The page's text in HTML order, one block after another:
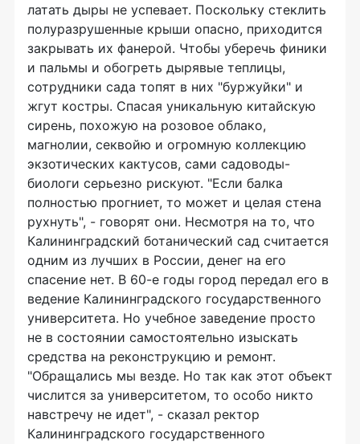
латать дыры не успевает. Поскольку стеклить
полуразрушенные крыши опасно, приходится
закрывать их фанерой. Чтобы уберечь финики
и пальмы и обогреть дырявые теплицы,
сотрудники сада топят в них "буржуйки" и
жгут костры. Спасая уникальную китайскую
сирень, похожую на розовое облако,
магнолии, секвойю и огромную коллекцию
экзотических кактусов, сами садоводы-
биологи серьезно рискуют. "Если балка
полностью прогниет, то может и целая стена
рухнуть", - говорят они. Несмотря на то, что
Калининградский ботанический сад считается
одним из лучших в России, денег на его
спасение нет. В 60-е годы город передал его в
ведение Калининградского государственного
университета. Но учебное заведение просто
не в состоянии самостоятельно изыскать
средства на реконструкцию и ремонт.
"Обращались мы везде. Но так как этот объект
числится за университетом, то особо никто
навстречу не идет", - сказал ректор
Калининградского государственного